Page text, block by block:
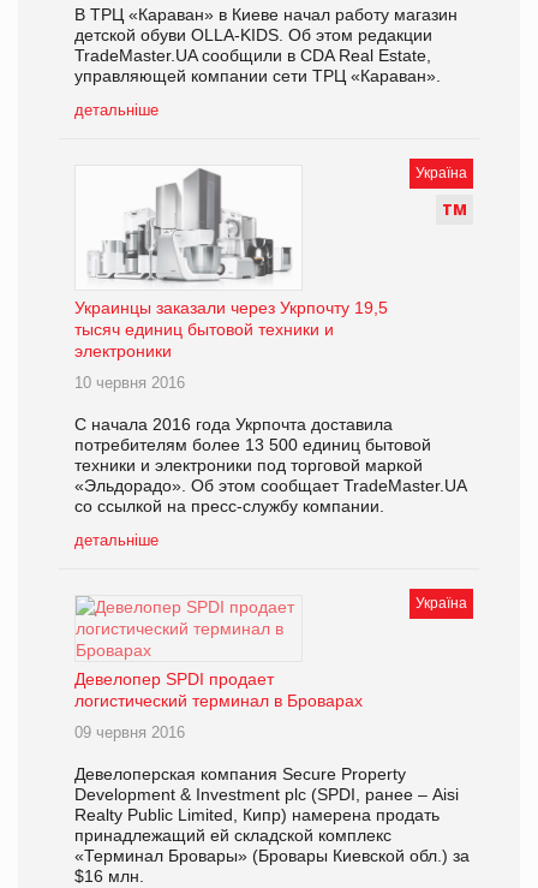
В ТРЦ «Караван» в Киеве начал работу магазин
детской обуви OLLA-KIDS. Об этом редакции
TradeMaster.UA сообщили в CDA Real Estate,
управляющей компании сети ТРЦ «Караван».
детальніше
Україна
ТМ
Украинцы заказали через Укрпочту 19,5
тысяч единиц бытовой техники и
электроники
10 червня 2016
С начала 2016 года Укрпочта доставила
потребителям более 13 500 единиц бытовой
техники и электроники под торговой маркой
«Эльдорадо». Об этом сообщает TradeMaster.UA
со ссылкой на пресс-службу компании.
детальніше
Україна
Девелопер SPDI продает
логистический терминал в Броварах
09 червня 2016
Девелоперская компания Secure Property
Development & Investment plc (SPDI, ранее – Aisi
Realty Public Limited, Кипр) намерена продать
принадлежащий ей складской комплекс
«Терминал Бровары» (Бровары Киевской обл.) за
$16 млн.